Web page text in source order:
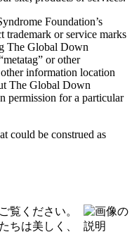
Foundation’s
trademark or service marks
The Global Down
or other
information location
The Global Down
permission for a particular
could be construed as
覧ください。
ちは美しく、